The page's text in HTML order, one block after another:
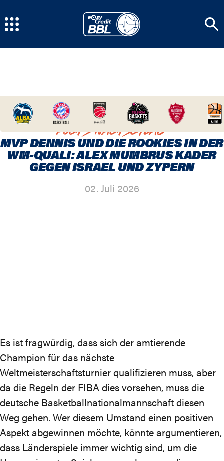
HOME NEWSCENTER
MVP DENNIS UND DIE
ROOKIES IN DER WM-QUALI: ALEX MUMBRUS KADER
GEGEN ISRAEL UND ZYPERN
KOCHS NACHSCHLAG
MVP DENNIS UND DIE ROOKIES IN DER
WM-QUALI: ALEX MUMBRUS KADER
GEGEN ISRAEL UND ZYPERN
02. Juli 2026
Es ist fragwürdig, dass sich der amtierende
Champion für das nächste
Weltmeisterschaftsturnier qualifizieren muss, aber
da die Regeln der FIBA dies vorsehen, muss die
deutsche Basketballnationalmannschaft diesen
Weg gehen. Wer diesem Umstand einen positiven
Aspekt abgewinnen möchte, könnte argumentieren,
dass Länderspiele immer wichtig sind, um die